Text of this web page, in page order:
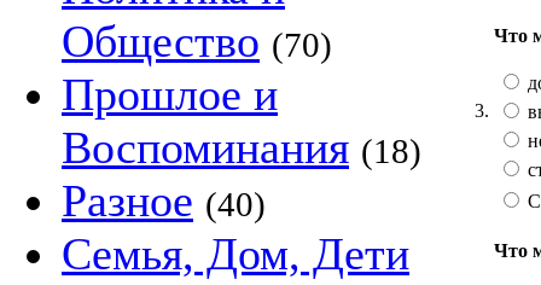
Общество (70)
Прошлое и
Воспоминания (18)
Разное (40)
Семья, Дом, Дети
3.
Что
Что